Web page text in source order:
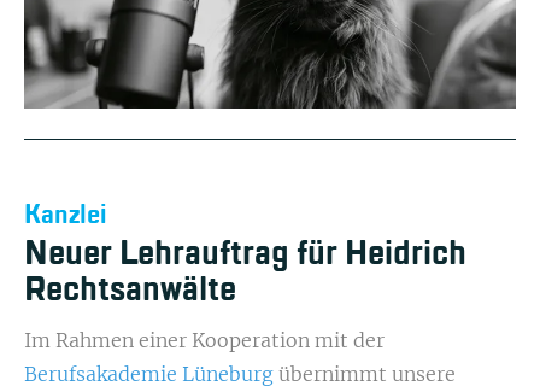
Kanzlei
Neuer Lehrauftrag für Heidrich
Rechtsanwälte
Im Rahmen einer Kooperation mit der
Berufsakademie Lüneburg übernimmt unsere